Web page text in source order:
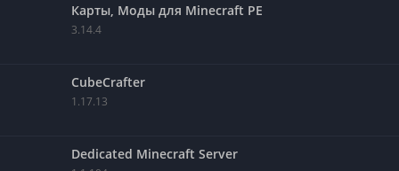
Карты, Моды для Minecraft PE
3.14.4
CubeCrafter
1.17.13
Dedicated Minecraft Server